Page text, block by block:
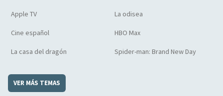
Apple TV La odisea
Cine español HBO Max
La casa del dragón Spider-man: Brand New Day
VER MÁS TEMAS